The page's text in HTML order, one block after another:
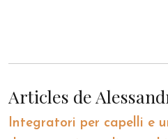
Articles de
Integratori per capelli e